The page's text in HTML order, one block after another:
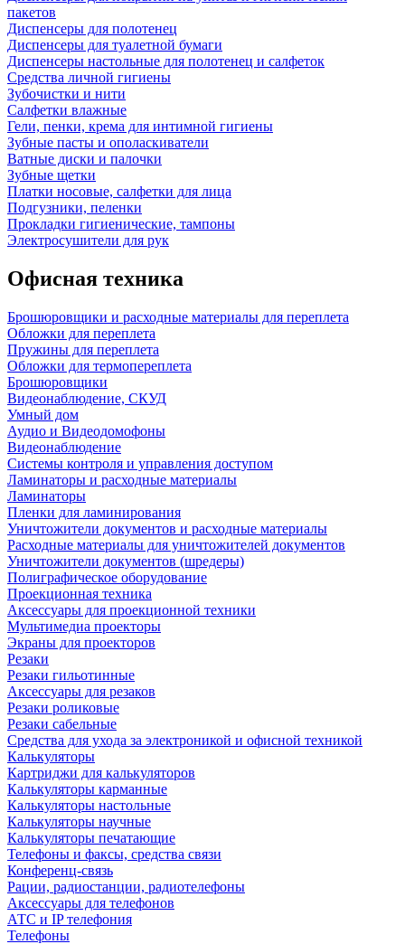
пакетов
Диспенсеры для полотенец
Диспенсеры для туалетной бумаги
Диспенсеры настольные для полотенец и салфеток
Средства личной гигиены
Зубочистки и нити
Салфетки влажные
Гели, пенки, крема для интимной гигиены
Зубные пасты и ополаскиватели
Ватные диски и палочки
Зубные щетки
Платки носовые, салфетки для лица
Подгузники, пеленки
Прокладки гигиенические, тампоны
Электросушители для рук
Офисная техника
Брошюровщики и расходные материалы для переплета
Обложки для переплета
Пружины для переплета
Обложки для термопереплета
Брошюровщики
Видеонаблюдение, СКУД
Умный дом
Аудио и Видеодомофоны
Видеонаблюдение
Системы контроля и управления доступом
Ламинаторы и расходные материалы
Ламинаторы
Пленки для ламинирования
Уничтожители документов и расходные материалы
Расходные материалы для уничтожителей документов
Уничтожители документов (шредеры)
Полиграфическое оборудование
Проекционная техника
Аксессуары для проекционной техники
Мультимедиа проекторы
Экраны для проекторов
Резаки
Резаки гильотинные
Аксессуары для резаков
Резаки роликовые
Резаки сабельные
Средства для ухода за электроникой и офисной техникой
Калькуляторы
Картриджи для калькуляторов
Калькуляторы карманные
Калькуляторы настольные
Калькуляторы научные
Калькуляторы печатающие
Телефоны и факсы, средства связи
Конференц-связь
Рации, радиостанции, радиотелефоны
Аксессуары для телефонов
АТС и IP телефония
Телефоны